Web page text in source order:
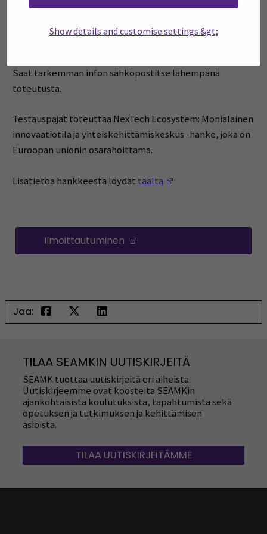
Show details and customise settings &gt;
Aika ja paikka: 27.8.2026 klo 16-18 GPT-Lab Frami,
Kampusranta 9
Saat tarkemman infon sähköpostitse lähempänä
toteutusta.
Testauspajat toteuttaa NexTech Ecosystem: Monialainen
innovaatiotila ja yhteiskehittämiskeskus -hanke, joka on
Euroopan unionin osarahoittama.
Lisätietoa hankkeesta löydät täältä
Ilmoittautuminen
Jaa:
TILAA SEAMKIN UUTISKIRJEITÄ
SEAMK tuottaa uutiskirjeitä eri aiheista.
Uutiskirjeemme ovat koosteita SEAMKin
ajankohtaisista koulutuksista, tapahtumista sekä
opetuksen ja tutkimuksen ja kehittämisen
asioista.
TILAA UUTISKIRJEITÄMME